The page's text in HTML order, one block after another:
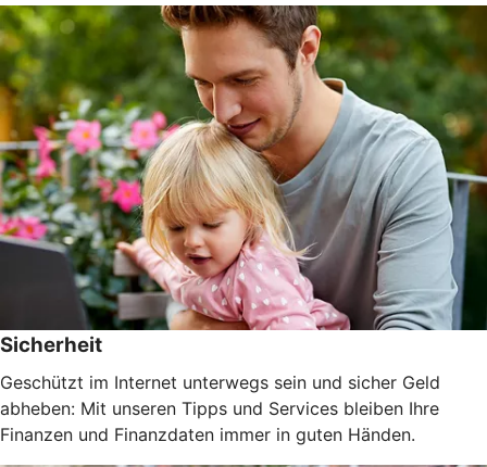
Sicherheit
Geschützt im Internet unterwegs sein und sicher Geld
abheben: Mit unseren Tipps und Services bleiben Ihre
Finanzen und Finanzdaten immer in guten Händen.